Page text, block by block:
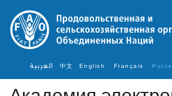
Перейти к основному содержанию
العربية 中文 English ‎ Français ‎